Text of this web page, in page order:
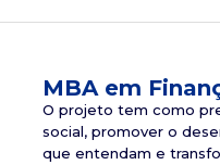
MBA em
O projeto tem como
social, promover o
que entendam e